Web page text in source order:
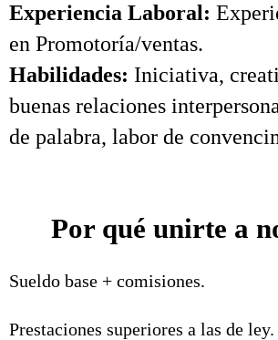
Experiencia Laboral:
en Promotoría/ventas.
Habilidades: Iniciativa,
buenas relaciones
de palabra, labor de
Por qué unirte a
Sueldo base + comisiones.
Prestaciones superiores a las de ley.